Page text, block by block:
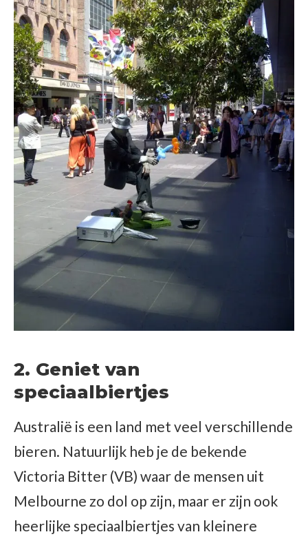
2. Geniet van
speciaalbiertjes
Australië is een land met veel verschillende
bieren. Natuurlijk heb je de bekende
Victoria Bitter (VB) waar de mensen uit
Melbourne zo dol op zijn, maar er zijn ook
heerlijke speciaalbiertjes van kleinere